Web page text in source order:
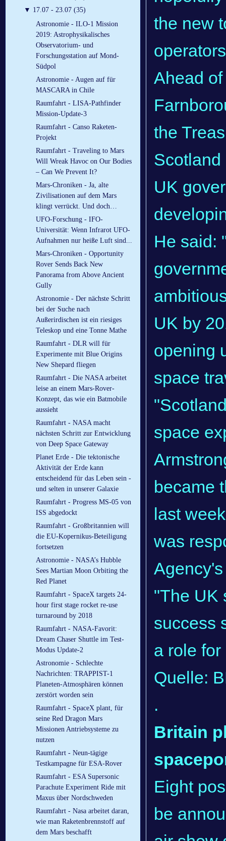
▼ 17.07 - 23.07 (35)
Astronomie - ILO-1 Mission
2019: Astrophysikalisches
Observatorium- und
Forschungsstation auf Mond-
Südpol
Astronomie - Augen auf für
MASCARA in Chile
Raumfahrt - LISA-Pathfinder
Mission-Update-3
Raumfahrt - Canso Raketen-
Projekt
Raumfahrt - Traveling to Mars
Will Wreak Havoc on Our Bodies
– Can We Prevent It?
Mars-Chroniken - Ja, alte
Zivilisationen auf dem Mars
klingt verrückt. Und doch…
UFO-Forschung - IFO-
Universität: Wenn Infrarot UFO-
Aufnahmen nur heiße Luft sind...
Mars-Chroniken - Opportunity
Rover Sends Back New
Panorama from Above Ancient
Gully
Astronomie - Der nächste Schritt
bei der Suche nach
Außerirdischen ist ein riesiges
Teleskop und eine Tonne Mathe
Raumfahrt - DLR will für
Experimente mit Blue Origins
New Shepard fliegen
Raumfahrt - Die NASA arbeitet
leise an einem Mars-Rover-
Konzept, das wie ein Batmobile
aussieht
Raumfahrt - NASA macht
nächsten Schritt zur Entwicklung
von Deep Space Gateway
Planet Erde - Die tektonische
Aktivität der Erde kann
entscheidend für das Leben sein -
und selten in unserer Galaxie
Raumfahrt - Progress MS-05 von
ISS abgedockt
Raumfahrt - Großbritannien will
die EU-Kopernikus-Beteiligung
fortsetzen
Astronomie - NASA’s Hubble
Sees Martian Moon Orbiting the
Red Planet
Raumfahrt - SpaceX targets 24-
hour first stage rocket re-use
turnaround by 2018
Raumfahrt - NASA-Favorit:
Dream Chaser Shuttle im Test-
Modus Update-2
Astronomie - Schlechte
Nachrichten: TRAPPIST-1
Planeten-Atmosphären können
zerstört worden sein
Raumfahrt - SpaceX plant, für
seine Red Dragon Mars
Missionen Antriebsysteme zu
nutzen
Raumfahrt - Neun-tägige
Testkampagne für ESA-Rover
Raumfahrt - ESA Supersonic
Parachute Experiment Ride mit
Maxus über Nordschweden
Raumfahrt - Nasa arbeitet daran,
wie man Raketenbrennstoff auf
dem Mars beschafft
the new
Ahead
the
Scotland
UK
He said:
UK by
opening
space
space
became
last
was
"The UK
success
a role
Quelle:
.
Britain
Eight
be